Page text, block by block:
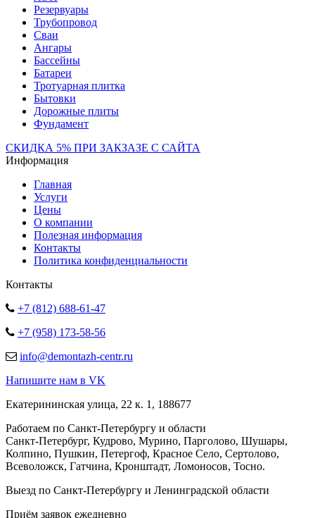
Резервуары
Трубопровод
Сваи
Ангары
Бассейны
Батареи
Тротуарная плитка
Бытовки
Дорожные плиты
Фундамент
СКИДКА 5% ПРИ ЗАКЗАЗЕ С САЙТА
Информация
Главная
Услуги
Цены
О компании
Полезная информация
Контакты
Политика конфиденциальности
Контакты
+7 (812) 688-61-47
+7 (958) 173-58-56
info@demontazh-centr.ru
Напишите нам в VK
Екатерининская улица, 22 к. 1, 188677
Работаем по Санкт-Петербургу и области
Санкт-Петербург, Кудрово, Мурино, Парголово, Шушары,
Колпино, Пушкин, Петергоф, Красное Село, Сертолово,
Всеволожск, Гатчина, Кронштадт, Ломоносов, Тосно.
Выезд по Санкт-Петербургу и Ленинградской области
Приём заявок ежедневно